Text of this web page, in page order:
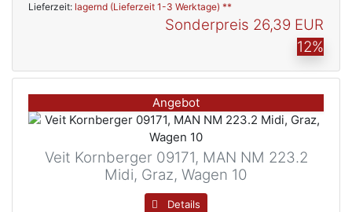
Lieferzeit: lagernd (Lieferzeit 1-3 Werktage) **
Sonderpreis 26,39 EUR
12%
Angebot
Veit Kornberger 09171, MAN NM 223.2
Midi, Graz, Wagen 10
Details